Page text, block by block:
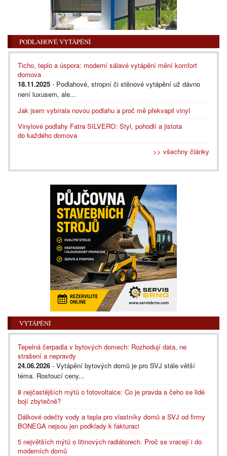
PODLAHOVÉ VYTÁPĚNÍ
Ticho, teplo a úspora: moderní sálavé vytápění mění komfort
domova
18.11.2025 - Podlahové, stropní či stěnové vytápění už dávno
není luxusem, ale...
Jak jsem vybírala novou podlahu a proč mě překvapil vinyl
Vinylové podlahy Fatra SILVERO: Styl, pohodlí a jistota
do každého domova
>> všechny články
VYTÁPĚNÍ
Tepelná čerpadla v bytových domech: Rozhodují data, ne
strašení a nepravdy
24.06.2026 - Vytápění bytových domů je pro SVJ stále větší
téma. Rostoucí ceny...
8 nejčastějších mýtů o fotovoltaice: Co je pravda a čeho se lidé
bojí zbytečně?
Dálkové odečty vody a tepla pro vlastníky domů a SVJ od firmy
BONEGA nejsou jen podklady k fakturaci
5 největších mýtů o litinových radiátorech. Proč se vracejí i do
moderních domů